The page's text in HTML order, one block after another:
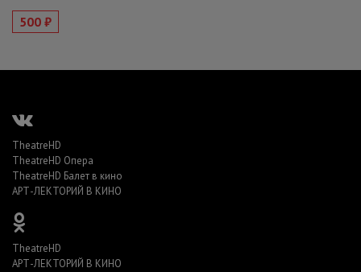
500 ₽
TheatreHD
TheatreHD Опера
TheatreHD Балет в кино
АРТ-ЛЕКТОРИЙ В КИНО
TheatreHD
АРТ-ЛЕКТОРИЙ В КИНО